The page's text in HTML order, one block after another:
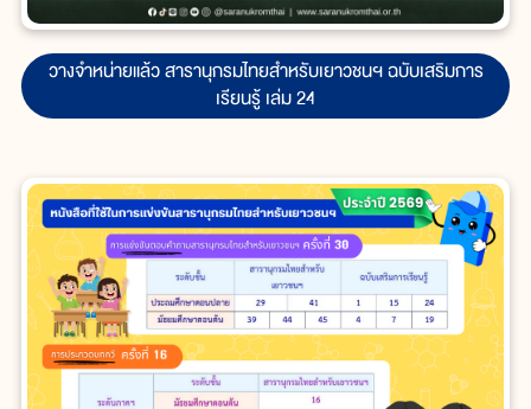
วางจำหน่ายแล้ว สารานุกรมไทยสำหรับเยาวชนฯ ฉบับเสริมการ
เรียนรู้ เล่ม 24